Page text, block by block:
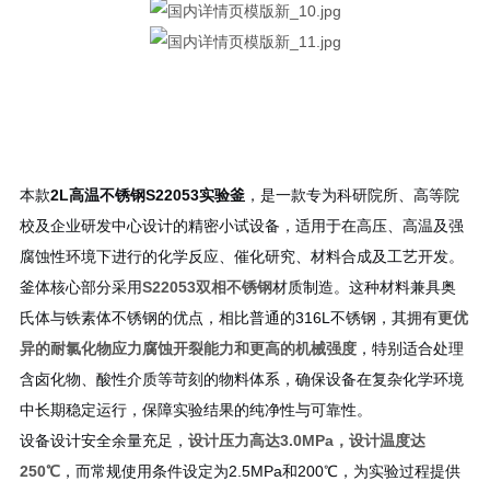
本款2L高温不锈钢S22053实验釜，是一款专为科研院所、高等院
校及企业研发中心设计的精密小试设备，适用于在高压、高温及强
腐蚀性环境下进行的化学反应、催化研究、材料合成及工艺开发。
釜体核心部分采用S22053双相不锈钢材质制造。这种材料兼具奥
氏体与铁素体不锈钢的优点，相比普通的316L不锈钢，其拥有更优
异的耐氯化物应力腐蚀开裂能力和更高的机械强度，特别适合处理
含卤化物、酸性介质等苛刻的物料体系，确保设备在复杂化学环境
中长期稳定运行，保障实验结果的纯净性与可靠性。
设备设计安全余量充足， 设计压力高达3.0MPa，设计温度达
250℃，而常规使用条件设定为2.5MPa和200℃，为实验过程提供